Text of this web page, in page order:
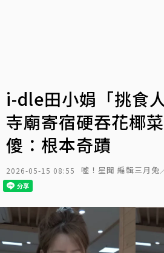
i-dle田小娟「挑食
寺廟寄宿硬吞花椰
傻：根本奇蹟
2026-05-15 08:55 噓！星聞 編輯三月兔